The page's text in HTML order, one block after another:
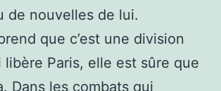
de nouvelles de lui.
que c’est une division
libère Paris, elle est sûre que
Dans les combats qui